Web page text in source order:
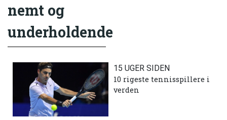
nemt og
underholdende
15 UGER SIDEN
10 rigeste tennisspillere i
verden